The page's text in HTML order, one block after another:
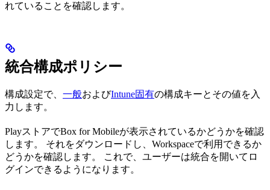
れていることを確認します。
統合構成ポリシー
構成設定で、 一般およびIntune固有の構成キーとその値を入
力します。
PlayストアでBox for Mobileが表示されているかどうかを確認
します。 それをダウンロードし、Workspaceで利用できるか
どうかを確認します。 これで、ユーザーは統合を開いてロ
グインできるようになります。